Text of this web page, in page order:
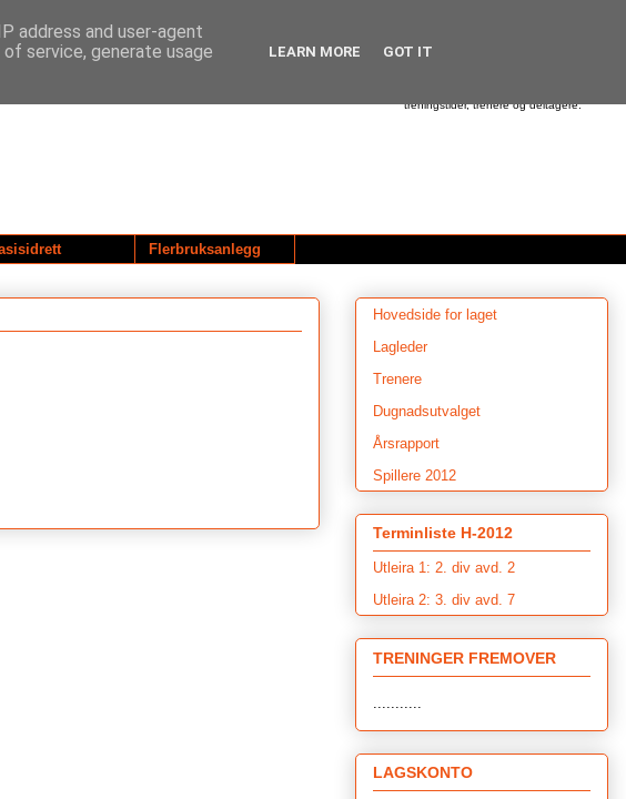
Dette er hjemmesiden til Utleira Idrettslag.
treningstider, trenere og deltagere.
Flerbruksanlegg
Hovedside for laget
Lagleder
Trenere
Dugnadsutvalget
Årsrapport
Spillere 2012
Terminliste H-2012
Utleira 1: 2. div avd. 2
Utleira 2: 3. div avd. 7
TRENINGER FREMOVER
LAGSKONTO
address and user-agent
service, generate usage
LEARN MORE GOT IT